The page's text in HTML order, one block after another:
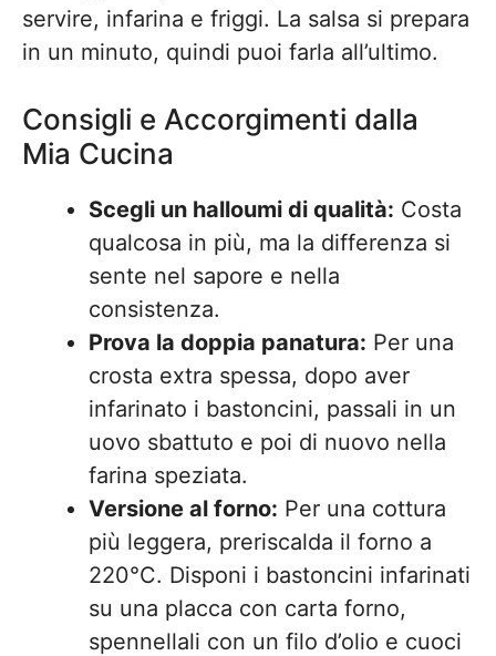
servire, infarina e friggi. La salsa si prepara
in un minuto, quindi puoi farla all’ultimo.
Consigli e Accorgimenti dalla
Mia Cucina
Scegli un halloumi di qualità: Costa
qualcosa in più, ma la differenza si
sente nel sapore e nella
consistenza.
Prova la doppia panatura: Per una
crosta extra spessa, dopo aver
infarinato i bastoncini, passali in un
uovo sbattuto e poi di nuovo nella
farina speziata.
Versione al forno: Per una cottura
più leggera, preriscalda il forno a
220°C. Disponi i bastoncini infarinati
su una placca con carta forno,
spennellali con un filo d’olio e cuoci